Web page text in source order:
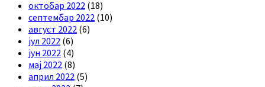
октобар 2022 (18)
септембар 2022 (10)
август 2022 (6)
јул 2022 (6)
јун 2022 (4)
мај 2022 (8)
април 2022 (5)